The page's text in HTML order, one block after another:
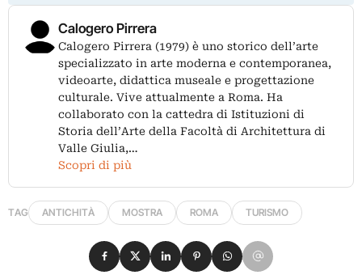
Calogero Pirrera
Calogero Pirrera (1979) è uno storico dell’arte
specializzato in arte moderna e contemporanea,
videoarte, didattica museale e progettazione
culturale. Vive attualmente a Roma. Ha
collaborato con la cattedra di Istituzioni di
Storia dell’Arte della Facoltà di Architettura di
Valle Giulia,…
Scopri di più
TAG ANTICHITÀ MOSTRA ROMA TURISMO
Condividi su Facebook
Condividi su X
Condividi su LinkedIn
Condividi su Pinterest
Condividi su WhatsApp
Condividi su Email